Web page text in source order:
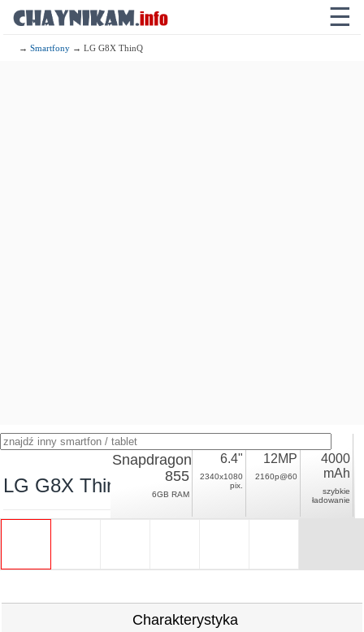
☰
→Smartfony → LG G8X ThinQ
LG G8X ThinQ
Snapdragon
855
6GB RAM
6.4"
2340x1080
pix.
12MP
2160p@60
4000
mAh
szybkie
ładowanie
Charakterystyka